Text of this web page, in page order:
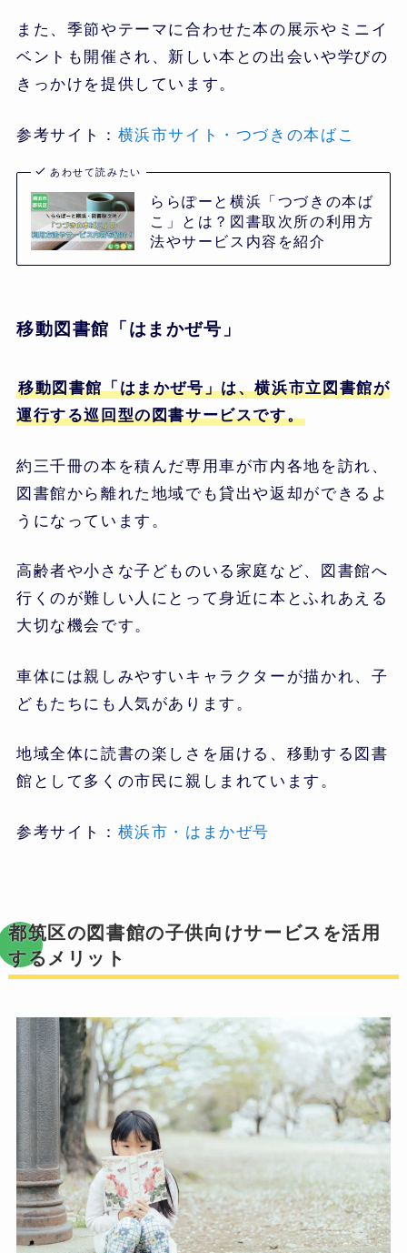
また、季節やテーマに合わせた本の展示やミニイ
ベントも開催され、新しい本との出会いや学びの
きっかけを提供しています。
参考サイト： 横浜市サイト・つづきの本ばこ
あわせて読みたい
ららぽーと横浜「つづきの本ば
こ」とは？図書取次所の利用方
法やサービス内容を紹介
移動図書館「はまかぜ号」
移動図書館「はまかぜ号」は、横浜市立図書館が
運行する巡回型の図書サービスです。
約三千冊の本を積んだ専用車が市内各地を訪れ、
図書館から離れた地域でも貸出や返却ができるよ
うになっています。
高齢者や小さな子どものいる家庭など、図書館へ
行くのが難しい人にとって身近に本とふれあえる
大切な機会です。
車体には親しみやすいキャラクターが描かれ、子
どもたちにも人気があります。
地域全体に読書の楽しさを届ける、移動する図書
館として多くの市民に親しまれています。
参考サイト： 横浜市・はまかぜ号
都筑区の図書館の子供向けサービスを活用
するメリット